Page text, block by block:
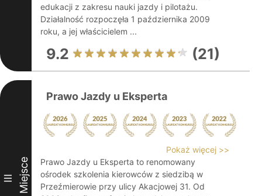
edukacji z zakresu nauki jazdy i pilotażu.
Działalność rozpoczęła 1 października 2009
roku, a jej właścicielem ...
9.2 (21)
III Miejsce
Prawo Jazdy u Eksperta
Pokaż więcej >>
Prawo Jazdy u Eksperta to renomowany
ośrodek szkolenia kierowców z siedzibą w
Przeźmierowie przy ulicy Akacjowej 31. Od